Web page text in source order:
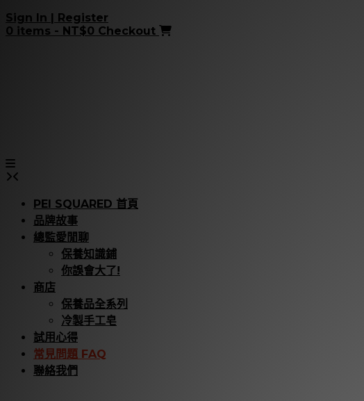
Skip
to
Sign In | Register
0 items - NT$0 Checkout
PEI SQUARED 首頁
品牌故事
總監愛閒聊
保養知識鋪
你誤會大了!
商店
保養品全系列
冷製手工皂
試用心得
常見問題 FAQ
聯絡我們